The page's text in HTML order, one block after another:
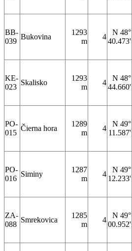
BB-
039
Bukovina
1293
m
4
N 48°
40.473'
KE-
023
Skalisko
1293
m
4
N 48°
44.660'
PO-
015
Čierna hora
1289
m
4
N 49°
11.587'
PO-
016
Siminy
1287
m
4
N 49°
12.233'
ZA-
088
Smrekovica
1285
m
4
N 49°
00.952'